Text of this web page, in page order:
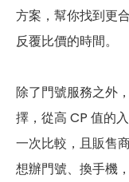
方案，幫你找到更
反覆比價的時間。
除了門號服務之外
擇，從高 CP 值的
一次比較，且販售
想辦門號、換手機